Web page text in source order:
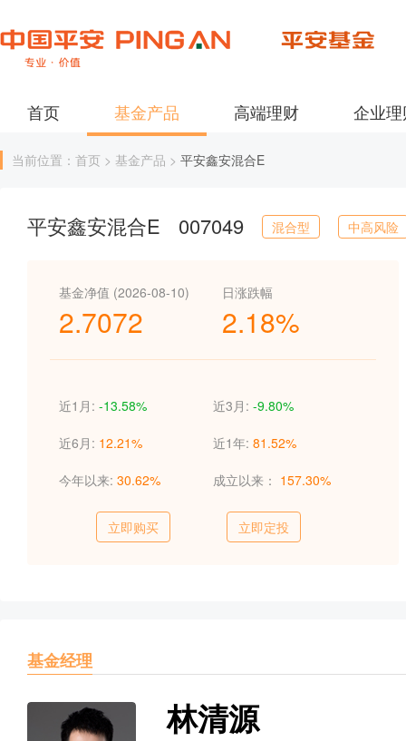
首页 基金产品 高端理财 企业
当前位置：首页 > 基金产品 > 平安鑫安混合E
平安鑫安混合E 007049 混合型 中高风险
基金净值 (2026-08-10)
2.7072
日涨跌幅
2.18%
近1月: -13.58% 近3月: -9.80%
近6月: 12.21% 近1年: 81.52%
今年以来: 30.62% 成立以来： 157.30%
立即购买 立即定投
基金经理
林清源